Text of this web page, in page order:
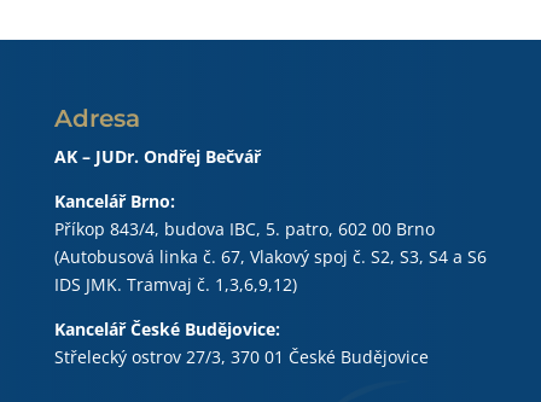
Adresa
AK – JUDr. Ondřej Bečvář
Kancelář Brno:
Příkop 843/4, budova IBC, 5. patro, 602 00 Brno
(Autobusová linka č. 67, Vlakový spoj č. S2, S3, S4 a S6
IDS JMK. Tramvaj č. 1,3,6,9,12)
Kancelář České Budějovice:
Střelecký ostrov 27/3, 370 01 České Budějovice